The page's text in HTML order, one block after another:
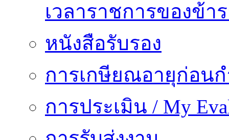
เวลาราชการของข้า
หนังสือรับรอง
การเกษียณอายุก่อน
การประเมิน / My